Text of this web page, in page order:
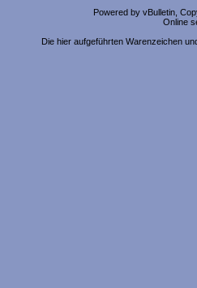
Powered by vBulletin,
Online
Die hier aufgeführten Warenzeichen